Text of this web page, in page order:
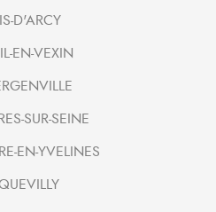
D'ARCY
EN-VEXIN
SUR-SEINE
EN-YVELINES